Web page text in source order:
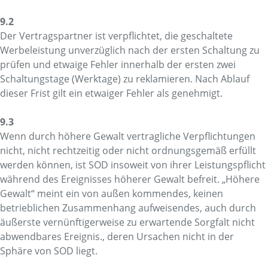
9.2
Der Vertragspartner ist verpflichtet, die geschaltete
Werbeleistung unverzüglich nach der ersten Schaltung zu
prüfen und etwaige Fehler innerhalb der ersten zwei
Schaltungstage (Werktage) zu reklamieren. Nach Ablauf
dieser Frist gilt ein etwaiger Fehler als genehmigt.
9.3
Wenn durch höhere Gewalt vertragliche Verpflichtungen
nicht, nicht rechtzeitig oder nicht ordnungsgemäß erfüllt
werden können, ist SOD insoweit von ihrer Leistungspflicht
während des Ereignisses höherer Gewalt befreit. „Höhere
Gewalt“ meint ein von außen kommendes, keinen
betrieblichen Zusammenhang aufweisendes, auch durch
äußerste vernünftigerweise zu erwartende Sorgfalt nicht
abwendbares Ereignis., deren Ursachen nicht in der
Sphäre von SOD liegt.